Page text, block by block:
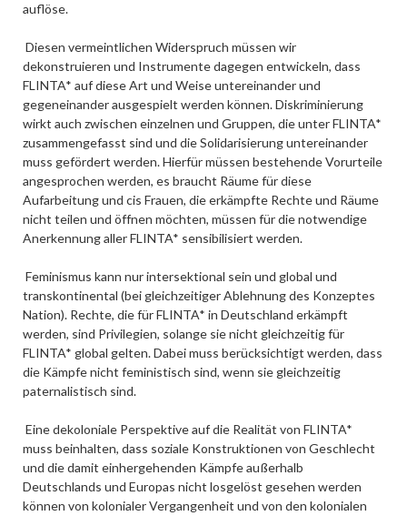
auflöse.
Diesen vermeintlichen Widerspruch müssen wir
dekonstruieren und Instrumente dagegen entwickeln, dass
FLINTA* auf diese Art und Weise untereinander und
gegeneinander ausgespielt werden können. Diskriminierung
wirkt auch zwischen einzelnen und Gruppen, die unter FLINTA*
zusammengefasst sind und die Solidarisierung untereinander
muss gefördert werden. Hierfür müssen bestehende Vorurteile
angesprochen werden, es braucht Räume für diese
Aufarbeitung und cis Frauen, die erkämpfte Rechte und Räume
nicht teilen und öffnen möchten, müssen für die notwendige
Anerkennung aller FLINTA* sensibilisiert werden.
Feminismus kann nur intersektional sein und global und
transkontinental (bei gleichzeitiger Ablehnung des Konzeptes
Nation). Rechte, die für FLINTA* in Deutschland erkämpft
werden, sind Privilegien, solange sie nicht gleichzeitig für
FLINTA* global gelten. Dabei muss berücksichtigt werden, dass
die Kämpfe nicht feministisch sind, wenn sie gleichzeitig
paternalistisch sind.
Eine dekoloniale Perspektive auf die Realität von FLINTA*
muss beinhalten, dass soziale Konstruktionen von Geschlecht
und die damit einhergehenden Kämpfe außerhalb
Deutschlands und Europas nicht losgelöst gesehen werden
können von kolonialer Vergangenheit und von den kolonialen